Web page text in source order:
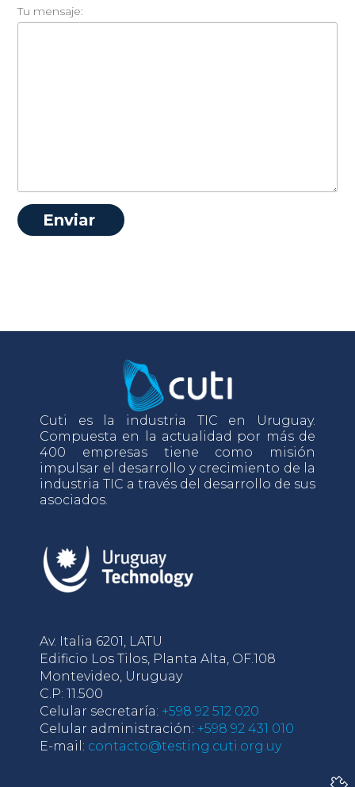
Tu mensaje:
Cuti es la industria TIC en Uruguay.
Compuesta en la actualidad por más de
400 empresas tiene como misión
impulsar el desarrollo y crecimiento de la
industria TIC a través del desarrollo de sus
asociados.
Av. Italia 6201, LATU
Edificio Los Tilos, Planta Alta, OF.108
Montevideo, Uruguay
C.P: 11.500
Celular secretaría: +598 92 512 020
Celular administración: +598 92 431 010
E-mail: contacto@testing.cuti.org.uy